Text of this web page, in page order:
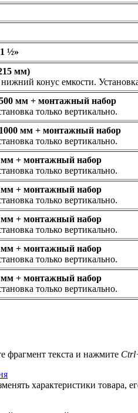
½»
мм)
конус емкости.
мм + монтажный набор
только вертикально.
мм + монтажный набор
только вертикально.
мм + монтажный набор
только вертикально.
мм + монтажный набор
только вертикально.
мм + монтажный набор
только вертикально.
мм + монтажный набор
только вертикально.
мм + монтажный набор
только вертикально.
фрагмент текста и нажмите
характеристики